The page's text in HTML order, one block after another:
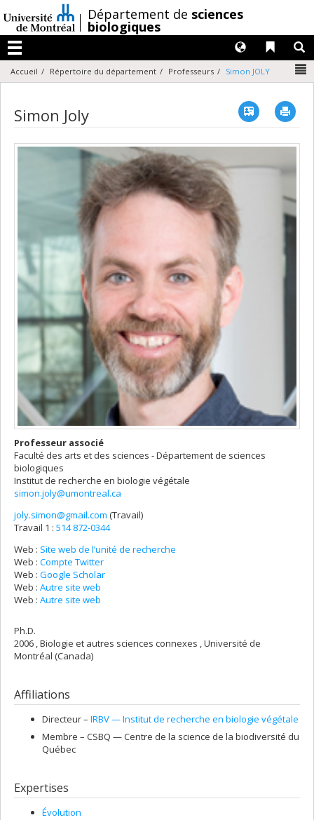
au
contenu
/Département de sciences
biologiques
Menu
Liens
Langues
Accueil Répertoire du département Professeurs Simon JOLY
Simon Joly Vcard
Professeur associé
Faculté des arts et des sciences - Département de sciences
biologiques
Institut de recherche en biologie végétale
simon.joly@umontreal.ca
Courriels
joly.simon@gmail.com (Travail)
Travail 1 : 514 872-0344
Web : Site web de l’unité de recherche
Web : Compte Twitter
Web : Google Scholar
Web : Autre site web
Web : Autre site web
Ph.D.
2006 , Biologie et autres sciences connexes , Université de
Montréal (Canada)
Affiliations
Directeur – IRBV — Institut de recherche en biologie végétale
Membre – CSBQ — Centre de la science de la biodiversité du
Québec
Expertises
Évolution